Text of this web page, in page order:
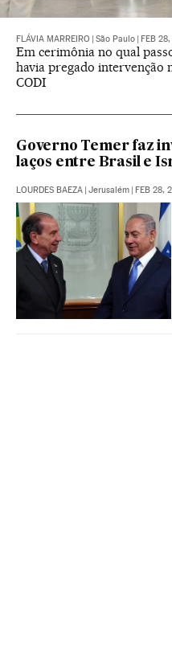
FLÁVIA MARREIRO São Paulo FEB
Em cerimônia no qual
havia pregado intervenção
CODI
Governo Temer faz
laços entre Brasil e
LOURDES BAEZA Jerusalém FEB 28,